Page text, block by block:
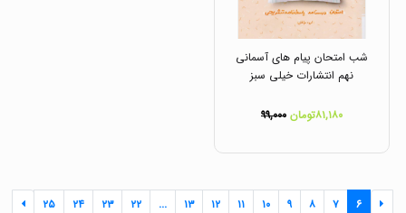
شب امتحان پیام های آسمانی
نهم انتشارات خیلی سبز
۸۱,۱۸۰تومان ۹۹,۰۰۰
۶ ۷ ۸ ۹ ۱۰ ۱۱ ۱۲ ۱۳ ... ۲۲ ۲۳ ۲۴ ۲۵